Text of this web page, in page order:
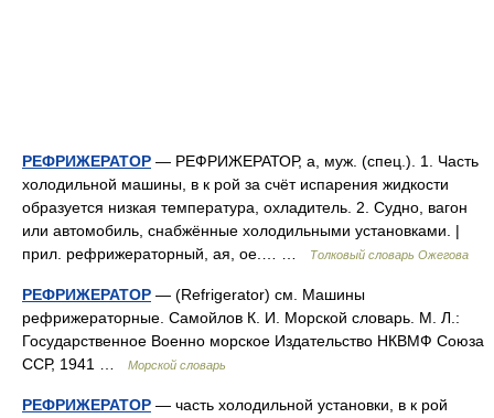
РЕФРИЖЕРАТОР — РЕФРИЖЕРАТОР, а, муж. (спец.). 1. Часть
холодильной машины, в к рой за счёт испарения жидкости
образуется низкая температура, охладитель. 2. Судно, вагон
или автомобиль, снабжённые холодильными установками. |
прил. рефрижераторный, ая, ое.… …
Толковый словарь Ожегова
РЕФРИЖЕРАТОР — (Refrigerator) см. Машины
рефрижераторные. Самойлов К. И. Морской словарь. М. Л.:
Государственное Военно морское Издательство НКВМФ Союза
ССР, 1941 …
Морской словарь
РЕФРИЖЕРАТОР — часть холодильной установки, в к рой